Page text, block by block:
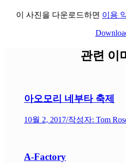
이 사진을 다운로드하면 이용
관련 이
아오모리 네부타 축제
10월 2, 2017/작성자: Tom
A-Factory